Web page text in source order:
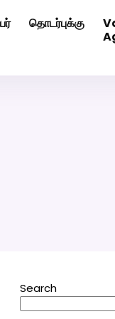
தொடர்புக்கு
Search
Click Here